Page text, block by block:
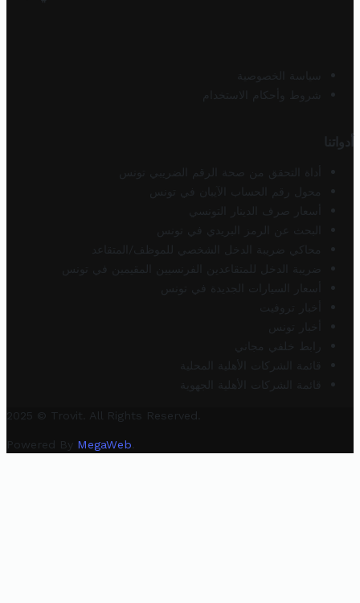
سياسة الخصوصية
شروط وأحكام الاستخدام
أدواتنا
أداة التحقق من صحة الرقم الضريبي تونس
محول رقم الحساب الآيبان في تونس
أسعار صرف الدينار التونسي
البحث عن الرمز البريدي في تونس
محاكي ضريبة الدخل الشخصي للموظف/المتقاعد
ضريبة الدخل للمتقاعدين الفرنسيين المقيمين في تونس
أسعار السيارات الجديدة في تونس
أخبار تروفيت
أخبار تونس
رابط خلفي مجاني
قائمة الشركات الأهلية المحلية
قائمة الشركات الأهلية الجهوية
2025 © Trovit. All Rights Reserved.
Powered By MegaWeb